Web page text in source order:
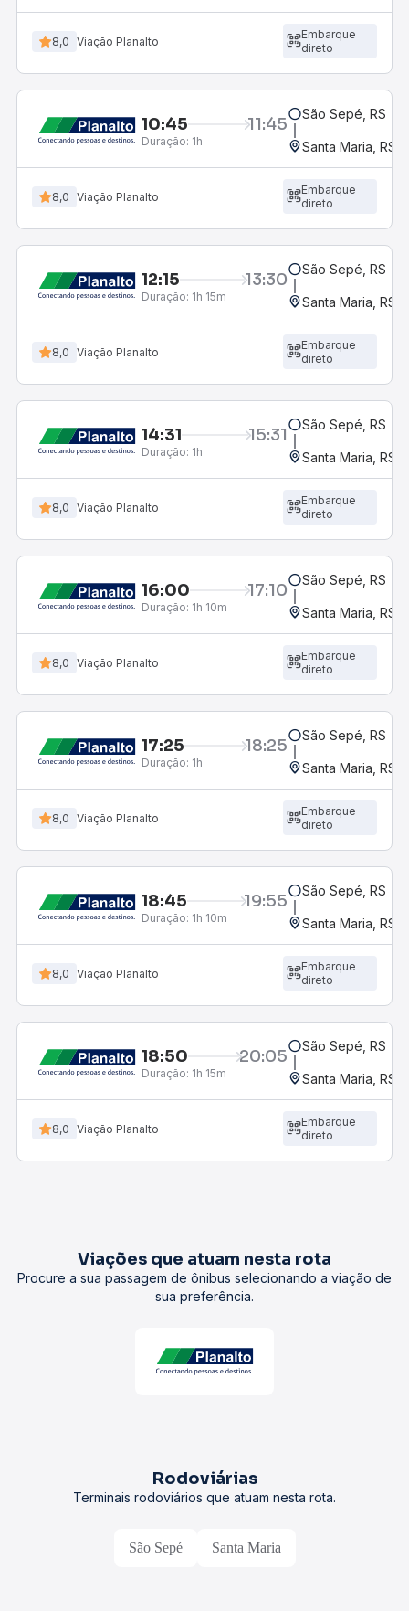
8,0 Viação Planalto
Embarque
direto
10:45 11:45
Duração: 1h
São Sepé, RS
Santa Maria, RS
8,0 Viação Planalto
Embarque
direto
12:15 13:30
Duração: 1h 15m
São Sepé, RS
Santa Maria, RS
8,0 Viação Planalto
Embarque
direto
14:31 15:31
Duração: 1h
São Sepé, RS
Santa Maria, RS
8,0 Viação Planalto
Embarque
direto
16:00 17:10
Duração: 1h 10m
São Sepé, RS
Santa Maria, RS
8,0 Viação Planalto
Embarque
direto
17:25 18:25
Duração: 1h
São Sepé, RS
Santa Maria, RS
8,0 Viação Planalto
Embarque
direto
18:45 19:55
Duração: 1h 10m
São Sepé, RS
Santa Maria, RS
8,0 Viação Planalto
Embarque
direto
18:50 20:05
Duração: 1h 15m
São Sepé, RS
Santa Maria, RS
8,0 Viação Planalto
Embarque
direto
Viações que atuam nesta rota
Procure a sua passagem de ônibus selecionando a viação de
sua preferência.
Rodoviárias
Terminais rodoviários que atuam nesta rota.
São Sepé Santa Maria